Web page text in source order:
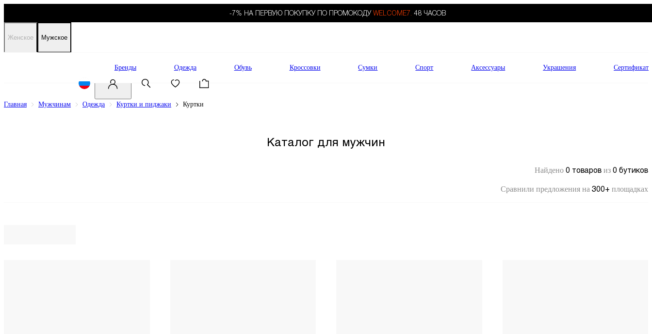
-7% НА ПЕРВУЮ ПОКУПКУ ПО ПРОМОКОДУ WELCOME7. 48 ЧАСОВ
Женское Мужское
Бренды Одежда Обувь Кроссовки Сумки Спорт Аксессуары Украшения Сертификат
Главная Мужчинам Одежда Куртки и пиджаки Куртки
Каталог для мужчин
Найдено 0 товаров из 0 бутиков
Сравнили предложения на 300+ площадках